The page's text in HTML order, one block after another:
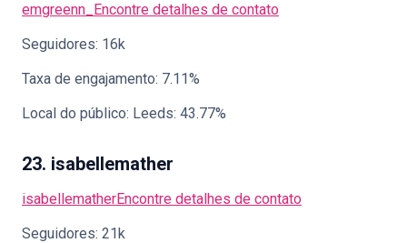
emgreenn_ Encontre detalhes de contato
Seguidores: 16k
Taxa de engajamento: 7.11%
Local do público: Leeds: 43.77%
23. isabellemather
isabellematherEncontre detalhes de contato
Seguidores: 21k